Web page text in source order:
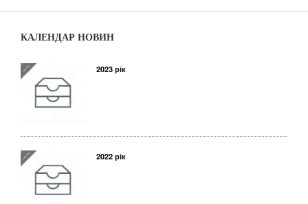
КАЛЕНДАР НОВИН
2023 рік
2022 рік